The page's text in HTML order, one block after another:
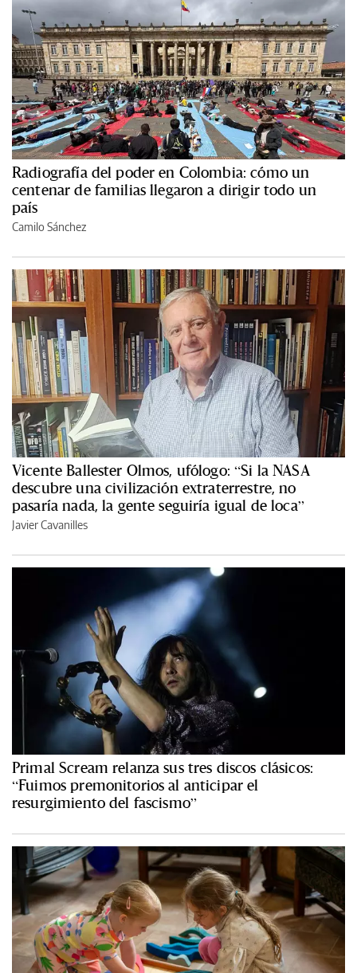
Radiografía del poder en Colombia: cómo un
centenar de familias llegaron a dirigir todo un
país
Camilo Sánchez
Vicente Ballester Olmos, ufólogo: “Si la NASA
descubre una civilización extraterrestre, no
pasaría nada, la gente seguiría igual de loca”
Javier Cavanilles
Primal Scream relanza sus tres discos clásicos:
“Fuimos premonitorios al anticipar el
resurgimiento del fascismo”